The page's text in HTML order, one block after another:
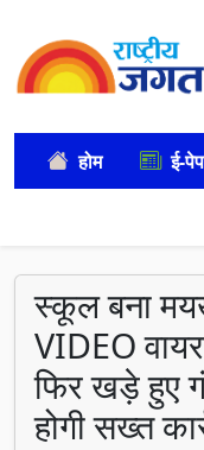
होम ई-
स्कूल बना
VIDEO
फिर खड़े हुए
होगी सख्त